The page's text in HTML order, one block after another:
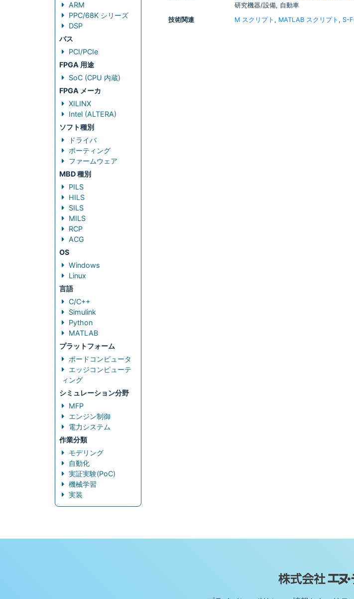
ARM
PPC/68K シリーズ
DSP
バス
PCI/PCIe
FPGA 用途
SoC (CPU 内蔵)
FPGA メーカ
XILINX
Intel (ALTERA)
ソフト種別
ドライバ
ポーティング
ファームウェア
MBD 種別
PILS
HILS
SILS
MILS
RCP
ACG
OS
Windows
Linux
言語
C/C++
Simulink
Python
MATLAB
プラットフォーム
ボードコンピュータ
エッジコンピューテ
ィング
シミュレーション分野
MFP
エンジン制御
電力システム
作業分類
モデリング
自動化
実証実験(PoC)
機械学習
実装
研究機器/設備, 自動車
技術関連
M スクリプト , MATLAB スクリプト , S-